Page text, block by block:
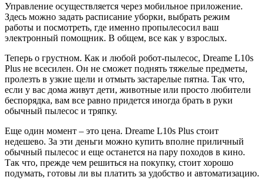
Управление осуществляется через мобильное приложение.
Здесь можно задать расписание уборки, выбрать режим
работы и посмотреть, где именно пропылесосил ваш
электронный помощник. В общем, все как у взрослых.
Теперь о грустном. Как и любой робот-пылесос, Dreame L10s
Plus не всесилен. Он не сможет поднять тяжелые предметы,
пролезть в узкие щели и отмыть застарелые пятна. Так что,
если у вас дома живут дети, животные или просто любители
беспорядка, вам все равно придется иногда брать в руки
обычный пылесос и тряпку.
Еще один момент – это цена. Dreame L10s Plus стоит
недешево. За эти деньги можно купить вполне приличный
обычный пылесос и еще останется на пару походов в кино.
Так что, прежде чем решиться на покупку, стоит хорошо
подумать, готовы ли вы платить за удобство и автоматизацию.